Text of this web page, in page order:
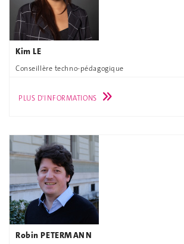
Kim LE
Conseillère techno-pédagogique
PLUS D'INFORMATIONS
Robin PETERMANN